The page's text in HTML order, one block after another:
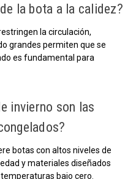
la bota a la calidez?
la circulación,
grandes permiten que se
es fundamental para
invierno son las
botas con altos niveles de
y materiales diseñados
bajo cero.